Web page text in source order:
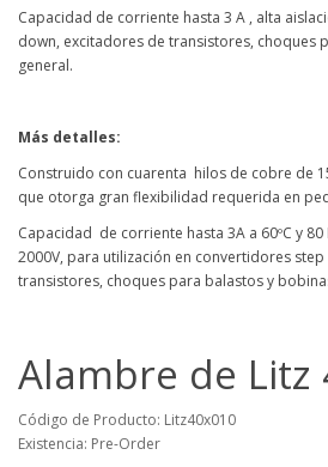
Capacidad de corriente hasta 3 A , alta
down, excitadores de transistores, choques
general.
Más detalles:
Construido con cuarenta hilos de cobre de
que otorga gran flexibilidad requerida en
Capacidad de corriente hasta 3A a 60ºC y 80
2000V, para utilización en convertidores
transistores, choques para balastos y
Alambre de Litz
Código de Producto: Litz40x010
Existencia: Pre-Order